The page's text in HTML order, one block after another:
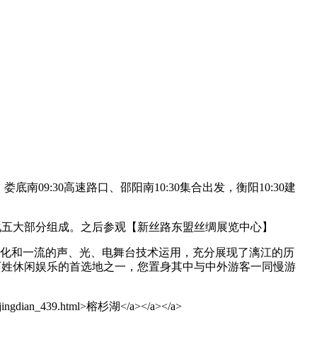
底南09:30高速路口、邵阳南10:30集合出发，衡阳10:30建
大部分组成。之后参观【新丝路东盟丝绸展览中心】
和一流的声、光、电舞台技术运用，充分展现了漓江的历
休闲娱乐的首选地之一，您置身其中与中外游客一同慢游